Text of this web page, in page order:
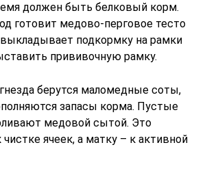
должен быть белковый корм.
готовит медово-перговое тесто
подкормку на рамки
прививочную рамку.
берутся маломедные соты,
запасы корма. Пустые
медовой сытой. Это
ячеек, а матку – к активной